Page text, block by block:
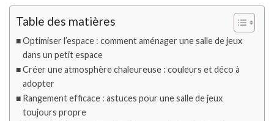
Table des matières
Optimiser l’espace : comment aménager une salle de jeux
dans un petit espace
Créer une atmosphère chaleureuse : couleurs et déco à
adopter
Rangement efficace : astuces pour une salle de jeux
toujours propre